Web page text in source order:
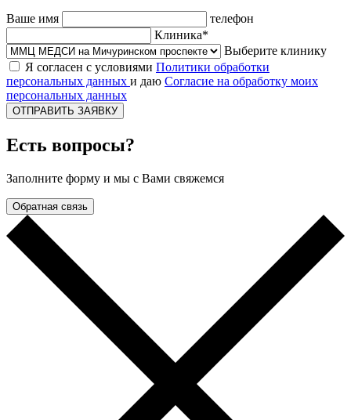
Ваше имя
телефон
Клиника*
Выберите клинику
Я согласен с условиями Политики обработки
персональных данных и даю Согласие на обработку моих
персональных данных
ОТПРАВИТЬ ЗАЯВКУ
Есть вопросы?
Заполните форму и мы с Вами свяжемся
Обратная связь